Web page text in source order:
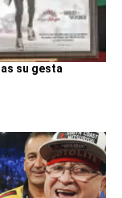
su gesta